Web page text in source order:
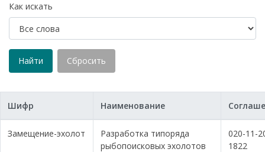
Как искать
Найти Сбросить
Шифр Наименование
Замещение-эхолот
Разработка типоряда
рыбопоисковых эхолотов
020-11-
1822